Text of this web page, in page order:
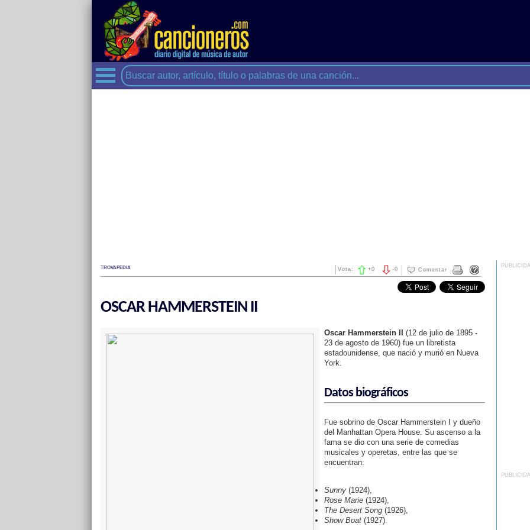
TROVAPEDIA Comentar
-0
Vota: +0
OSCAR HAMMERSTEIN II
Oscar Hammerstein II
(12 de julio de 1895 -
23 de agosto de 1960) fue un libretista
estadounidense, que nació y murió en Nueva
York.
Datos biográficos
Fue sobrino de Oscar Hammerstein I y dueño
del Manhattan Opera House. Su ascenso a la
fama se dio con una serie de comedias
musicales y operetas, entre las que se
encuentran:
Sunny(1924),
Rose Marie(1924),
The Desert Song(1926),
Show Boat(1927).